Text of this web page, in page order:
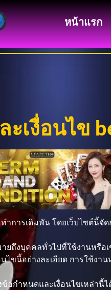
หน้าแรก
เงื่อนไข
ำการเดิมพัน โดยเว็บไซต์นี้
ยถึงบุคคลทั่วไปที่ใช้งานหรือเ
ไขนี้อย่างละเอียด การใช้ง
อกำหนดและเงื่อนไขเหล่านี้